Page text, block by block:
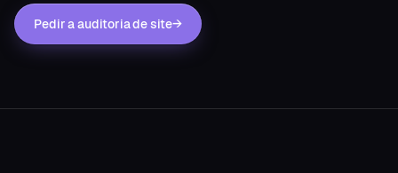
Pedir a auditoria de site→